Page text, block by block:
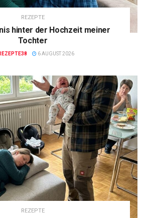
REZEPTE
hinter der Hochzeit meiner
Tochter
6 AUGUST 2026
REZEPTE